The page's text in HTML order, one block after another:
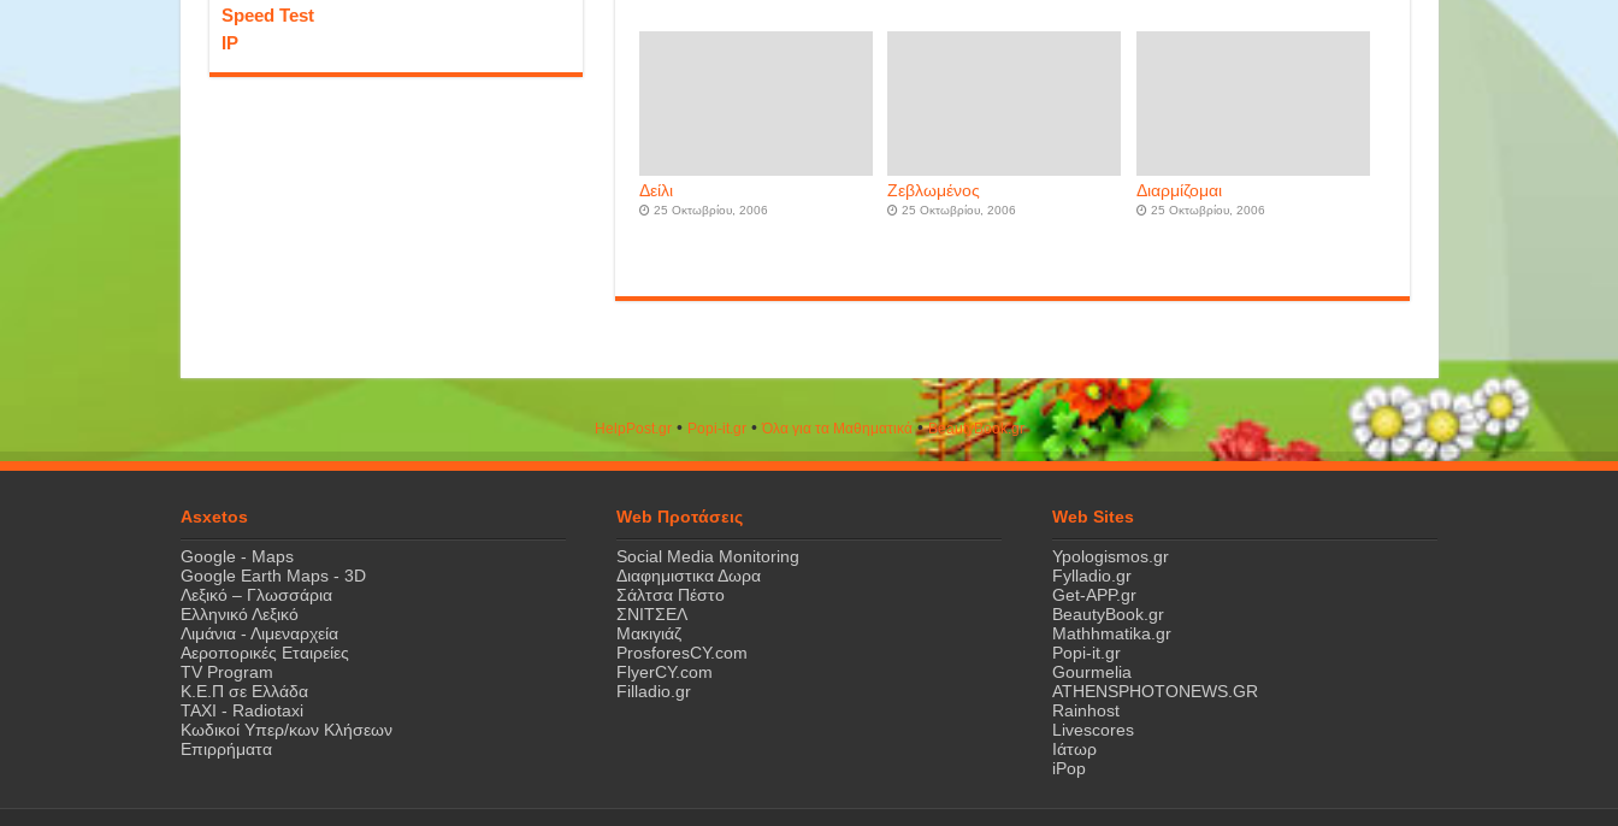
Δείλι
25 Οκτωβρίου, 2006
Ζεβλωμένος
25 Οκτωβρίου, 2006
Διαρμίζομαι
25 Οκτωβρίου, 2006
Speed Test
IP
HelpPost.gr• Popi-it.gr•Όλα για τα Μαθηματικά•ΒeautyΒook.gr
Asxetos
Google - Maps
Google Earth Maps - 3D
Λεξικό – Γλωσσάρια
Ελληνικό Λεξικό
Λιμάνια - Λιμεναρχεία
Αεροπορικές Εταιρείες
TV Program
Κ.Ε.Π σε Ελλάδα
ΤΑΧΙ - Radiotaxi
Κωδικοί Υπερ/κων Κλήσεων
Επιρρήματα
Web Προτάσεις
Social Media Monitoring
Διαφημιστικα Δωρα
Σάλτσα Πέστο
ΣΝΙΤΣΕΛ
Μακιγιάζ
ProsforesCY.com
FlyerCY.com
Filladio.gr
Web Sites
Ypologismos.gr
Fylladio.gr
Get-APP.gr
BeautyBook.gr
Mathhmatika.gr
Popi-it.gr
Gourmelia
ATHENSPHOTONEWS.GR
Rainhost
Livescores
Ιάτωρ
iPop